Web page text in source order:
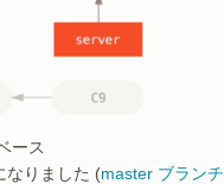
ース
なりました (master ブラン